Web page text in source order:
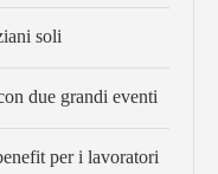
soli
due grandi eventi
per i lavoratori